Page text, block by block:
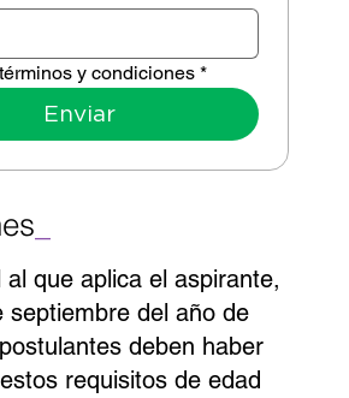
y condiciones *
Enviar
al que aplica el aspirante,
septiembre del año de
deben haber
requisitos de edad